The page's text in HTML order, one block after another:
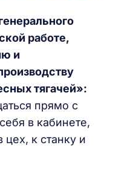
работе,
и
тягачей»:
прямо с
в кабинете,
цех, к станку и